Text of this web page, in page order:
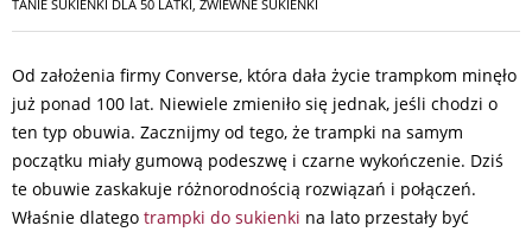
TANIE SUKIENKI DLA 50 LATKI ZWIEWNE SUKIENKI
Od założenia firmy Converse, która dała życie trampkom minęło
już ponad 100 lat. Niewiele zmieniło się jednak, jeśli chodzi o
ten typ obuwia. Zacznijmy od tego, że trampki na samym
początku miały gumową podeszwę i czarne wykończenie. Dziś
te obuwie zaskakuje różnorodnością rozwiązań i połączeń.
Właśnie dlatego trampki do sukienki na lato przestały być